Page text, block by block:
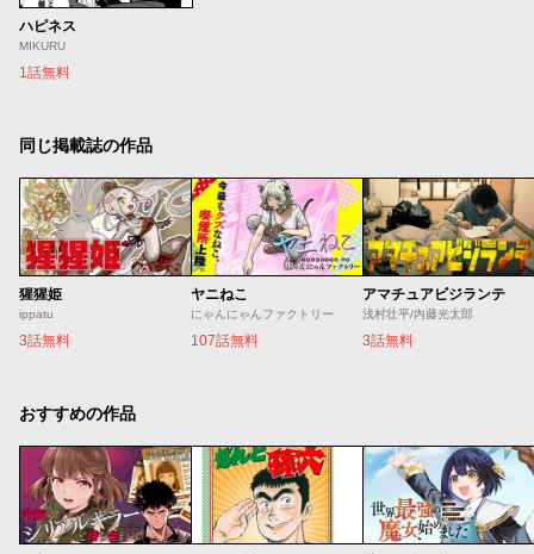
ハピネス
MIKURU
1話無料
同じ掲載誌の作品
猩猩姫
ippatu
3話無料
ヤニねこ
にゃんにゃんファクトリー
107話無料
アマチュアビジランテ
浅村壮平/内藤光太郎
3話無料
おすすめの作品